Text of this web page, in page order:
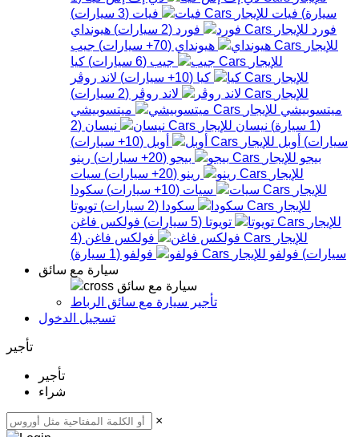
سيارة) فيات فيات (
3 سيارات)
فورد
فورد (
2 سيارات) هيونداي
هيونداي (
70+ سيارات) جيب
جيب (
6 سيارات) كيا
كيا (
10+ سيارات) لاند روڤر
لاند روڤر (
2 سيارات)
ميتسوبيشي
ميتسوبيشي
(
1 سيارة) نيسان نيسان (
2
سيارات) أوبل أوبل (
10+ سيارات)
بيجو
بيجو (
20+ سيارات) رينو
رينو (
20+ سيارات) سيات
سيات (
10+ سيارات) سكودا
سكودا (
2 سيارات) تويوتا
تويوتا (
5 سيارات) فولكس فاغن
فولكس فاغن (
4
سيارات) فولفو فولفو (
1 سيارة)
سيارة مع سائق
سيارة مع سائق
تأجير سيارة مع سائق الرباط
تسجيل الدخول
تأجير
تأجير
شراء
×